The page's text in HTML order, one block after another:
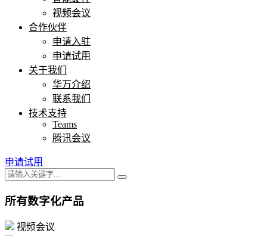
视频会议
合作伙伴
申请入驻
申请试用
关于我们
华万介绍
联系我们
技术支持
Teams
腾讯会议
申请试用
所有数字化产品
视频会议